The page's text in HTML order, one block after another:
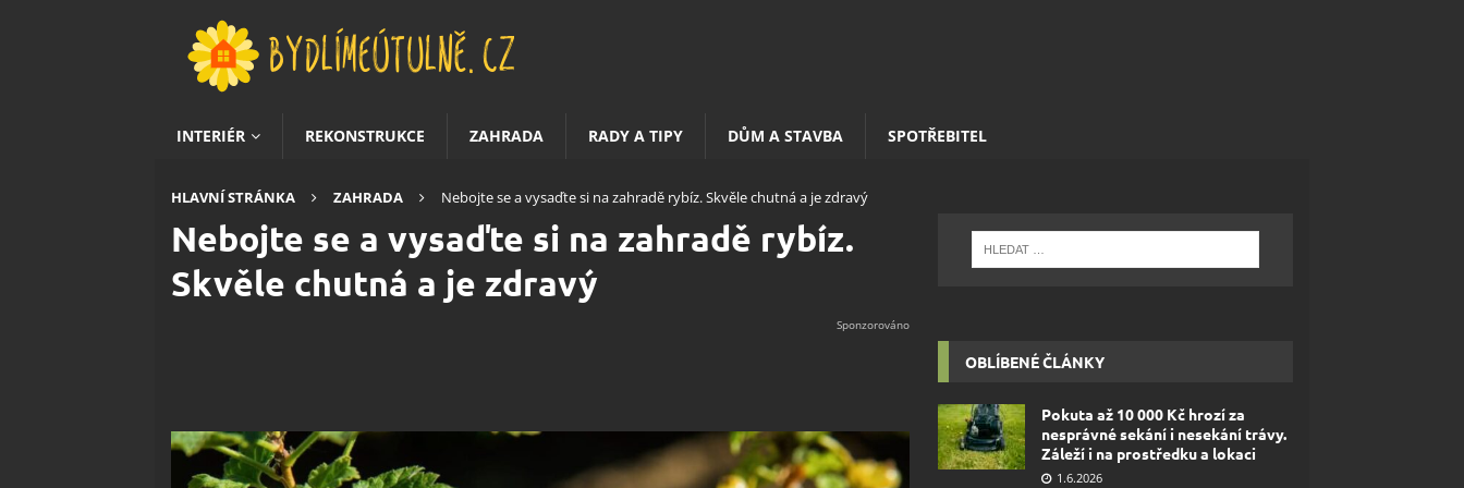
INTERIÉR REKONSTRUKCE ZAHRADA RADY A TIPY DŮM A STAVBA SPOTŘEBITEL
HLAVNÍ STRÁNKA ZAHRADA Nebojte se a vysaďte si na zahradě rybíz. Skvěle chutná a je zdravý
Nebojte se a vysaďte si na zahradě rybíz.
Skvěle chutná a je zdravý
OBLÍBENÉ ČLÁNKY
Pokuta až 10 000 Kč hrozí za
nesprávné sekání i nesekání trávy.
Záleží i na prostředku a lokaci
1.6.2026